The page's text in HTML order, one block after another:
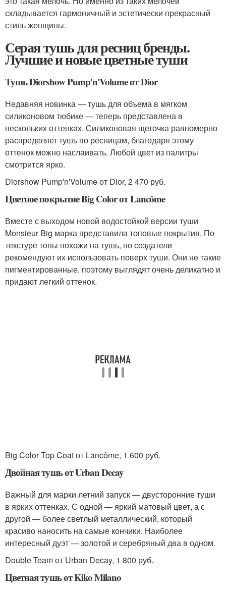
складывается гармоничный и эстетически прекрасный
стиль женщины.
Серая тушь для ресниц бренды.
Лучшие и новые цветные туши
Тушь Diorshow Pump'n'Volume от Dior
Недавняя новинка — тушь для объема в мягком
силиконовом тюбике — теперь представлена в
нескольких оттенках. Силиконовая щеточка равномерно
распределяет тушь по ресницам, благодаря этому
оттенок можно наслаивать. Любой цвет из палитры
смотрится ярко.
Diorshow Pump'n'Volume от Dior, 2 470 руб.
Цветное покрытие Big Color от Lancôme
Вместе с выходом новой водостойкой версии туши
Monsieur Big марка представила топовые покрытия. По
текстуре топы похожи на тушь, но создатели
рекомендуют их использовать поверх туши. Они не такие
пигментированные, поэтому выглядят очень деликатно и
придают легкий оттенок.
Big Color Top Coat от Lancôme, 1 600 руб.
Двойная тушь от Urban Decay
Важный для марки летний запуск — двусторонние туши
в ярких оттенках. С одной — яркий матовый цвет, а с
другой — более светлый металлический, который
красиво наносить на самые кончики. Наиболее
интересный дуэт — золотой и серебряный два в одном.
Double Team от Urban Decay, 1 800 руб.
Цветная тушь от Kiko Milano